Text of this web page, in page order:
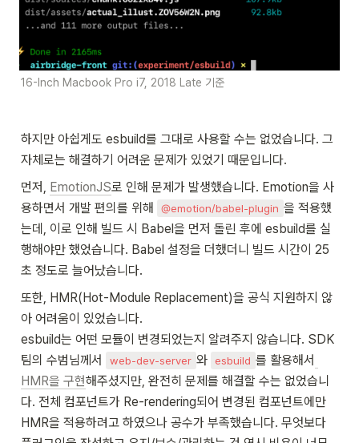
16-Inch Macbook Pro i7, 2018 Late 기준
하지만 아쉽게도 esbuild를 그대로 사용할 수는 없었습니다. 그
자체로는 해결하기 어려운 문제가 있었기 때문입니다.
먼저, EmotionJS로 인해 문제가 발생했습니다. Emotion을 사
용하면서 개발 편의를 위해
@emotion/babel-plugin 을 적용했
는데, 이로 인해 빌드 시 Babel을 먼저 돌린 후에 esbuild를 실
행해야만 했었습니다. Babel 설정을 더했더니 빌드 시간이 25
초 정도로 늘어났습니다.
또한, HMR(Hot-Module Replacement)을 공식 지원하지 않
아 어려움이 있었습니다.
esbuild는 어떤 모듈이 변경되었는지 알려주지 않습니다. SDK
팀의 수범님께서
web-dev-server 와 esbuild 를 활용해서
HMR을 구현해주셨지만, 완전히 문제를 해결할 수는 없었습니
다. 전체 컴포넌트가 Re-rendering되어 변경된 컴포넌트에만
HMR을 적용하려고 하였으나 공수가 부족했습니다. 무엇보다